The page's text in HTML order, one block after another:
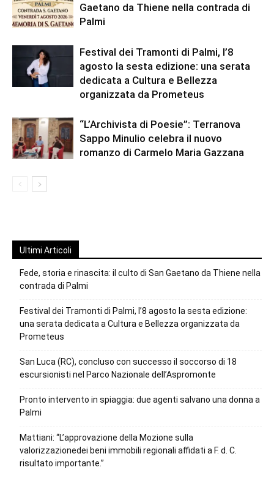
Gaetano da Thiene nella contrada di
Palmi
Festival dei Tramonti di Palmi, l’8
agosto la sesta edizione: una serata
dedicata a Cultura e Bellezza
organizzata da Prometeus
“L’Archivista di Poesie”: Terranova
Sappo Minulio celebra il nuovo
romanzo di Carmelo Maria Gazzana
Ultimi Articoli
Fede, storia e rinascita: il culto di San Gaetano da Thiene nella
contrada di Palmi
Festival dei Tramonti di Palmi, l’8 agosto la sesta edizione:
una serata dedicata a Cultura e Bellezza organizzata da
Prometeus
San Luca (RC), concluso con successo il soccorso di 18
escursionisti nel Parco Nazionale dell’Aspromonte
Pronto intervento in spiaggia: due agenti salvano una donna a
Palmi
Mattiani: “L’approvazione della Mozione sulla
valorizzazionedei beni immobili regionali affidati a F. d. C.
risultato importante.”